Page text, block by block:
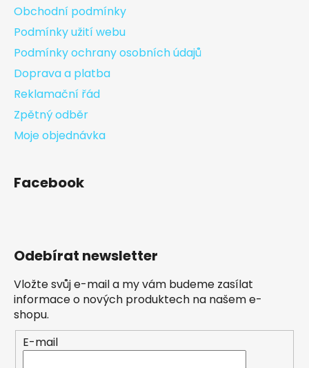
Obchodní podmínky
Podmínky užití webu
Podmínky ochrany osobních údajů
Doprava a platba
Reklamační řád
Zpětný odběr
Moje objednávka
Facebook
Odebírat newsletter
Vložte svůj e-mail a my vám budeme zasílat
informace o nových produktech na našem e-
shopu.
E-mail